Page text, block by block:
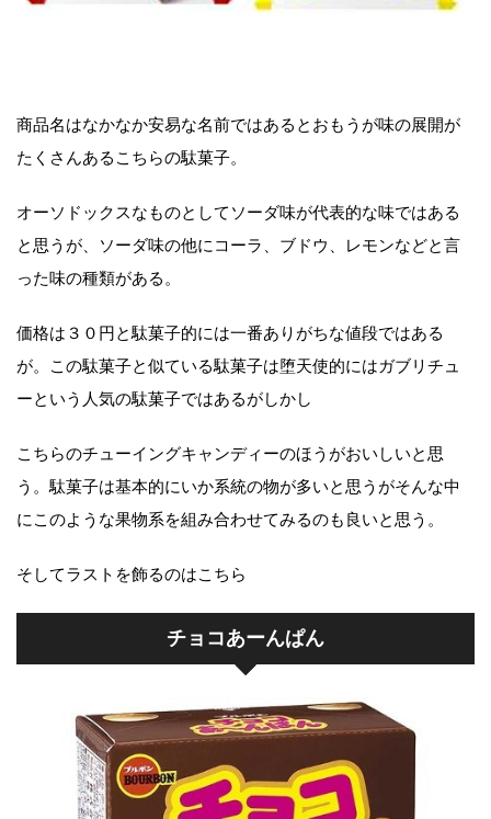
商品名はなかなか安易な名前ではあるとおもうが味の展開が
たくさんあるこちらの駄菓子。
オーソドックスなものとしてソーダ味が代表的な味ではある
と思うが、ソーダ味の他にコーラ、ブドウ、レモンなどと言
った味の種類がある。
価格は３０円と駄菓子的には一番ありがちな値段ではある
が。この駄菓子と似ている駄菓子は堕天使的にはガブリチュ
ーという人気の駄菓子ではあるがしかし
こちらのチューイングキャンディーのほうがおいしいと思
う。駄菓子は基本的にいか系統の物が多いと思うがそんな中
にこのような果物系を組み合わせてみるのも良いと思う。
そしてラストを飾るのはこちら
チョコあーんぱん